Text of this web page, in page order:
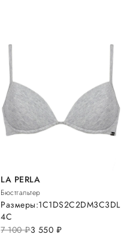
LA PERLA
Бюстгальтер
7 100руб.3 550 руб.
Размеры:1C1DS2C2DM3C3DL
4C